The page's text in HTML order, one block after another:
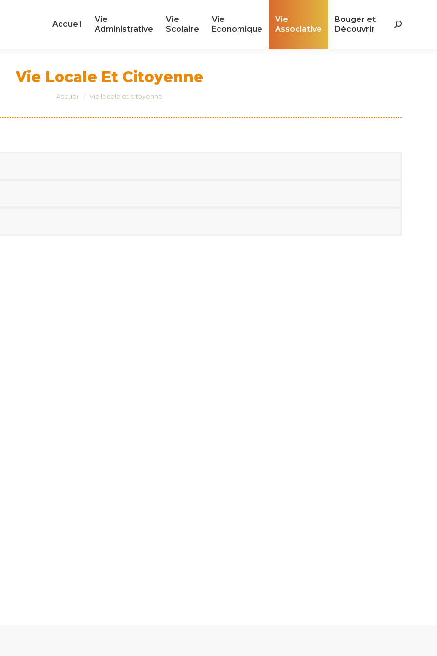
Accueil
Vie
Administrative
Vie
Scolaire
Vie
Economique
Vie
Associative
Bouger et
Découvrir
Search:
Vie Locale Et Citoyenne
Vous êtes ici :
Accueil Vie locale et citoyenne
Accueil
Vie
Administrative
Vie
Scolaire
Vie
Economique
Vie
Associative
Bouger et
Découvrir
Search: